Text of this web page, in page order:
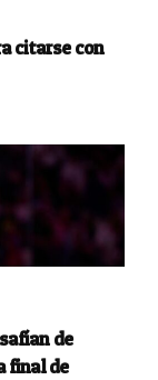
citarse con
de
final de